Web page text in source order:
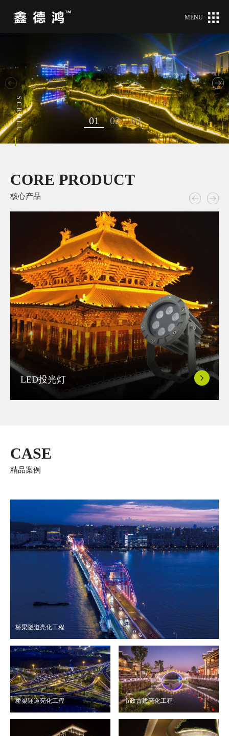
MENU
01 02 03
SCROLL
CORE PRODUCT
核心产品
LED投光灯
CASE
精品案例
桥梁隧道亮化工程
桥梁隧道亮化工程 市政古建亮化工程